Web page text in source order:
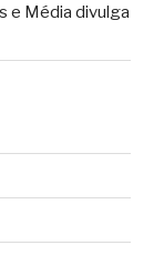
e Média divulga